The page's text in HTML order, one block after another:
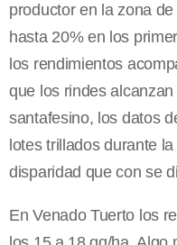
productor en la zona
hasta 20% en los
los rendimientos
que los rindes
santafesino, los datos
lotes trillados durante
disparidad que con se
En Venado Tuerto los